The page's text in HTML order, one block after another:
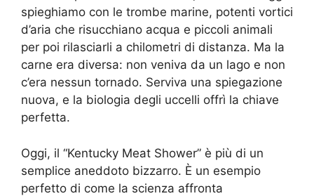
spieghiamo con le trombe marine, potenti vortici
d’aria che risucchiano acqua e piccoli animali
per poi rilasciarli a chilometri di distanza. Ma la
carne era diversa: non veniva da un lago e non
c’era nessun tornado. Serviva una spiegazione
nuova, e la biologia degli uccelli offrì la chiave
perfetta.
Oggi, il “Kentucky Meat Shower” è più di un
semplice aneddoto bizzarro. È un esempio
perfetto di come la scienza affronta